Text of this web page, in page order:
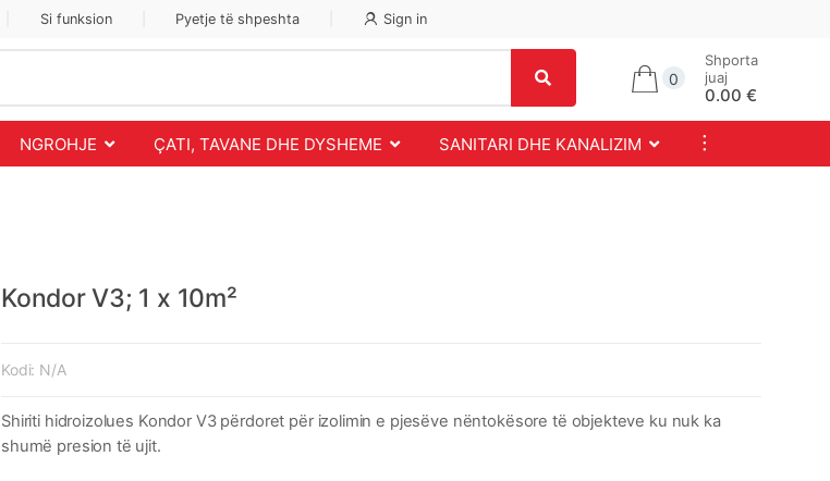
Si funksion Pyetje të shpeshta Sign in
0
Shporta
juaj
0.00 €
NGROHJE ÇATI, TAVANE DHE DYSHEME SANITARI DHE KANALIZIM ...
Kondor V3; 1 x 10m²
Kodi: N/A
Shiriti hidroizolues Kondor V3 përdoret për izolimin e pjesëve nëntokësore të objekteve ku nuk ka
shumë presion të ujit.